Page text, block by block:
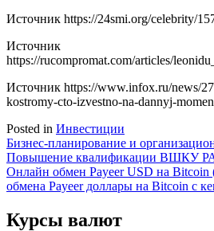
Источник https://24smi.org/celebrity/
Источник
https://rucompromat.com/articles/
Источник https://www.infox.ru/news/
kostromy-cto-izvestno-na-dannyj-
Posted in Инвестиции
Навигация
по
записям
Бизнес-планирование и
Повышение квалификации ВШКУ
Онлайн обмен Payeer USD на
обмена Payeer доллары на Bitcoin с
Курсы валют